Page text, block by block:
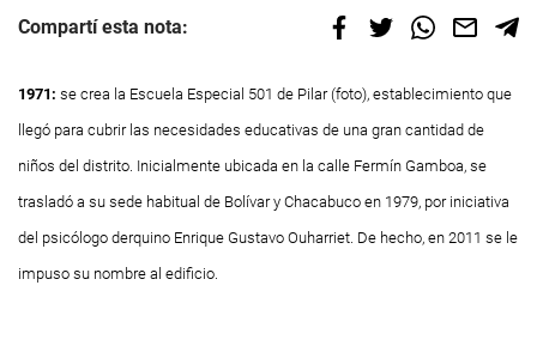
Compartí esta nota:
1971: se crea la Escuela Especial 501 de Pilar (foto), establecimiento que
llegó para cubrir las necesidades educativas de una gran cantidad de
niños del distrito. Inicialmente ubicada en la calle Fermín Gamboa, se
trasladó a su sede habitual de Bolívar y Chacabuco en 1979, por iniciativa
del psicólogo derquino Enrique Gustavo Ouharriet. De hecho, en 2011 se le
impuso su nombre al edificio.